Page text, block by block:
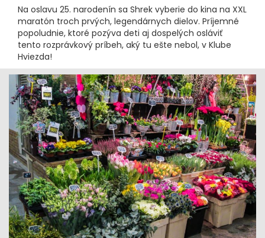
Na oslavu 25. narodenín sa Shrek vyberie do kina na XXL
maratón troch prvých, legendárnych dielov. Príjemné
popoludnie, ktoré pozýva deti aj dospelých osláviť
tento rozprávkový príbeh, aký tu ešte nebol, v Klube
Hviezda!